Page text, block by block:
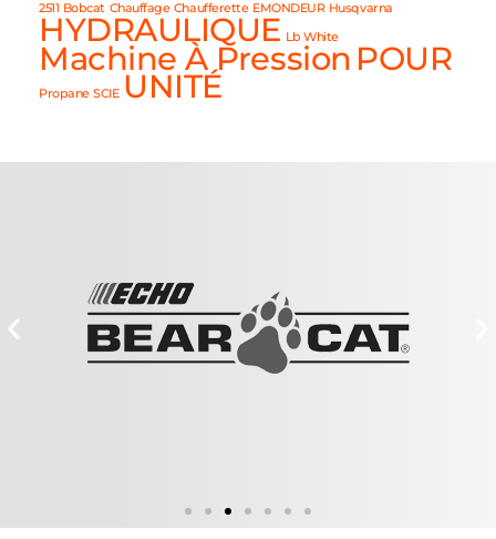
2511 Bobcat Chauffage Chaufferette EMONDEUR Husqvarna
HYDRAULIQUE Lb White
Machine À Pression POUR
Propane SCIE UNITÉ